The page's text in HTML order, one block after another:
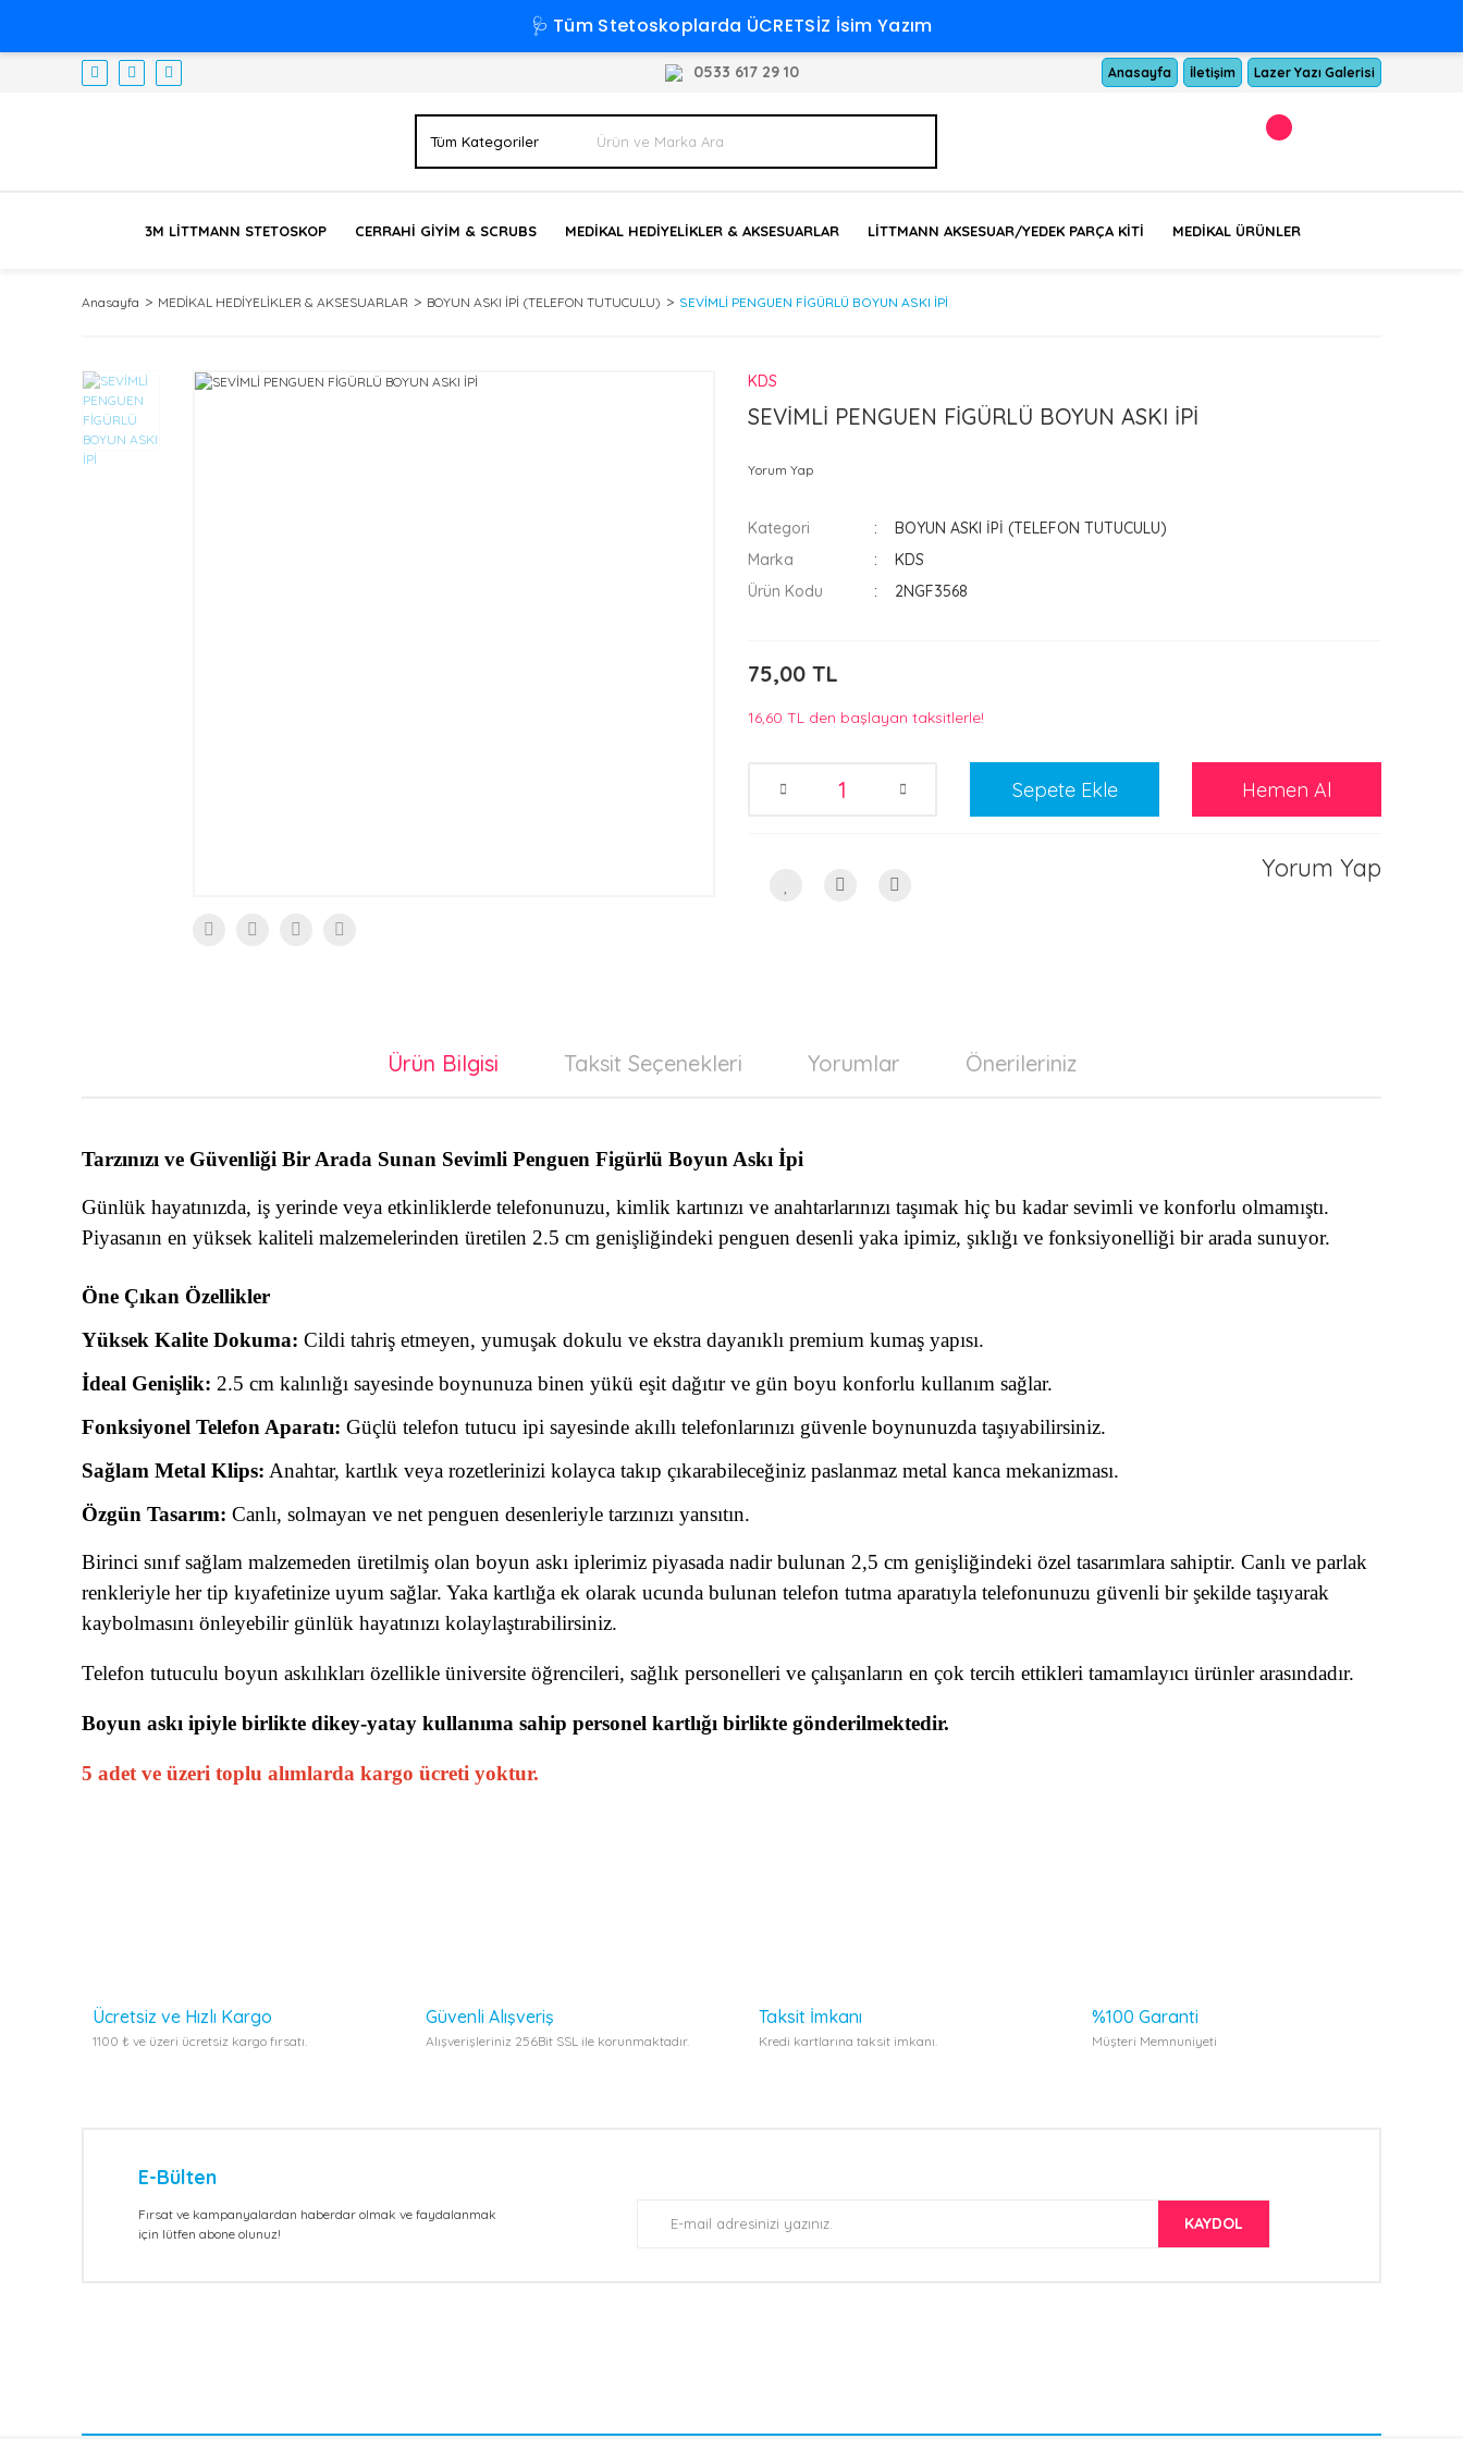
🩺 Tüm Stetoskoplarda ÜCRETSİZ İsim Yazım
0533 617 29 10 Anasayfa İletişim Lazer Yazı Galerisi
3M LİTTMANN STETOSKOP CERRAHİ GİYİM & SCRUBS MEDİKAL HEDİYELİKLER & AKSESUARLAR LİTTMANN AKSESUAR/YEDEK PARÇA KİTİ MEDİKAL ÜRÜNLER
Anasayfa MEDİKAL HEDİYELİKLER & AKSESUARLAR BOYUN ASKI İPİ (TELEFON TUTUCULU) SEVİMLİ PENGUEN FİGÜRLÜ BOYUN ASKI İPİ
KDS
SEVİMLİ PENGUEN FİGÜRLÜ BOYUN ASKI İPİ
Yorum Yap
Kategori
BOYUN ASKI İPİ (TELEFON TUTUCULU)
Marka
KDS
Ürün Kodu
2NGF3568
75,00 TL
16,60 TL den başlayan taksitlerle!
Sepete Ekle Hemen Al
Yorum Yap
Ürün Bilgisi Taksit Seçenekleri Yorumlar Önerileriniz
Tarzınızı ve Güvenliği Bir Arada Sunan Sevimli Penguen Figürlü Boyun Askı İpi
Günlük hayatınızda, iş yerinde veya etkinliklerde telefonunuzu, kimlik kartınızı ve anahtarlarınızı taşımak hiç bu kadar sevimli ve konforlu olmamıştı.
Piyasanın en yüksek kaliteli malzemelerinden üretilen 2.5 cm genişliğindeki penguen desenli yaka ipimiz, şıklığı ve fonksiyonelliği bir arada sunuyor.
Öne Çıkan Özellikler
Yüksek Kalite Dokuma: Cildi tahriş etmeyen, yumuşak dokulu ve ekstra dayanıklı premium kumaş yapısı.
İdeal Genişlik: 2.5 cm kalınlığı sayesinde boynunuza binen yükü eşit dağıtır ve gün boyu konforlu kullanım sağlar.
Fonksiyonel Telefon Aparatı: Güçlü telefon tutucu ipi sayesinde akıllı telefonlarınızı güvenle boynunuzda taşıyabilirsiniz.
Sağlam Metal Klips: Anahtar, kartlık veya rozetlerinizi kolayca takıp çıkarabileceğiniz paslanmaz metal kanca mekanizması.
Özgün Tasarım: Canlı, solmayan ve net penguen desenleriyle tarzınızı yansıtın.
Birinci sınıf sağlam malzemeden üretilmiş olan boyun askı iplerimiz piyasada nadir bulunan 2,5 cm genişliğindeki özel tasarımlara sahiptir. Canlı ve parlak
renkleriyle her tip kıyafetinize uyum sağlar. Yaka kartlığa ek olarak ucunda bulunan telefon tutma aparatıyla telefonunuzu güvenli bir şekilde taşıyarak
kaybolmasını önleyebilir günlük hayatınızı kolaylaştırabilirsiniz.
Telefon tutuculu boyun askılıkları özellikle üniversite öğrencileri, sağlık personelleri ve çalışanların en çok tercih ettikleri tamamlayıcı ürünler arasındadır.
Boyun askı ipiyle birlikte dikey-yatay kullanıma sahip personel kartlığı birlikte gönderilmektedir.
5 adet ve üzeri toplu alımlarda kargo ücreti yoktur.
Ücretsiz ve Hızlı Kargo
1100 ₺ ve üzeri ücretsiz kargo fırsatı.
Güvenli Alışveriş
Alışverişleriniz 256Bit SSL ile korunmaktadır.
Taksit İmkanı
Kredi kartlarına taksit imkanı.
%100 Garanti
Müşteri Memnuniyeti
E-Bülten
Fırsat ve kampanyalardan haberdar olmak ve faydalanmak
için lütfen abone olunuz!
KAYDOL